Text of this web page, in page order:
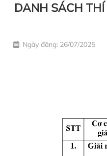
DANH SÁCH
Ngày đăng: 26/07/2025